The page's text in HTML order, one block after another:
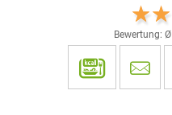
Bewertung: Ø